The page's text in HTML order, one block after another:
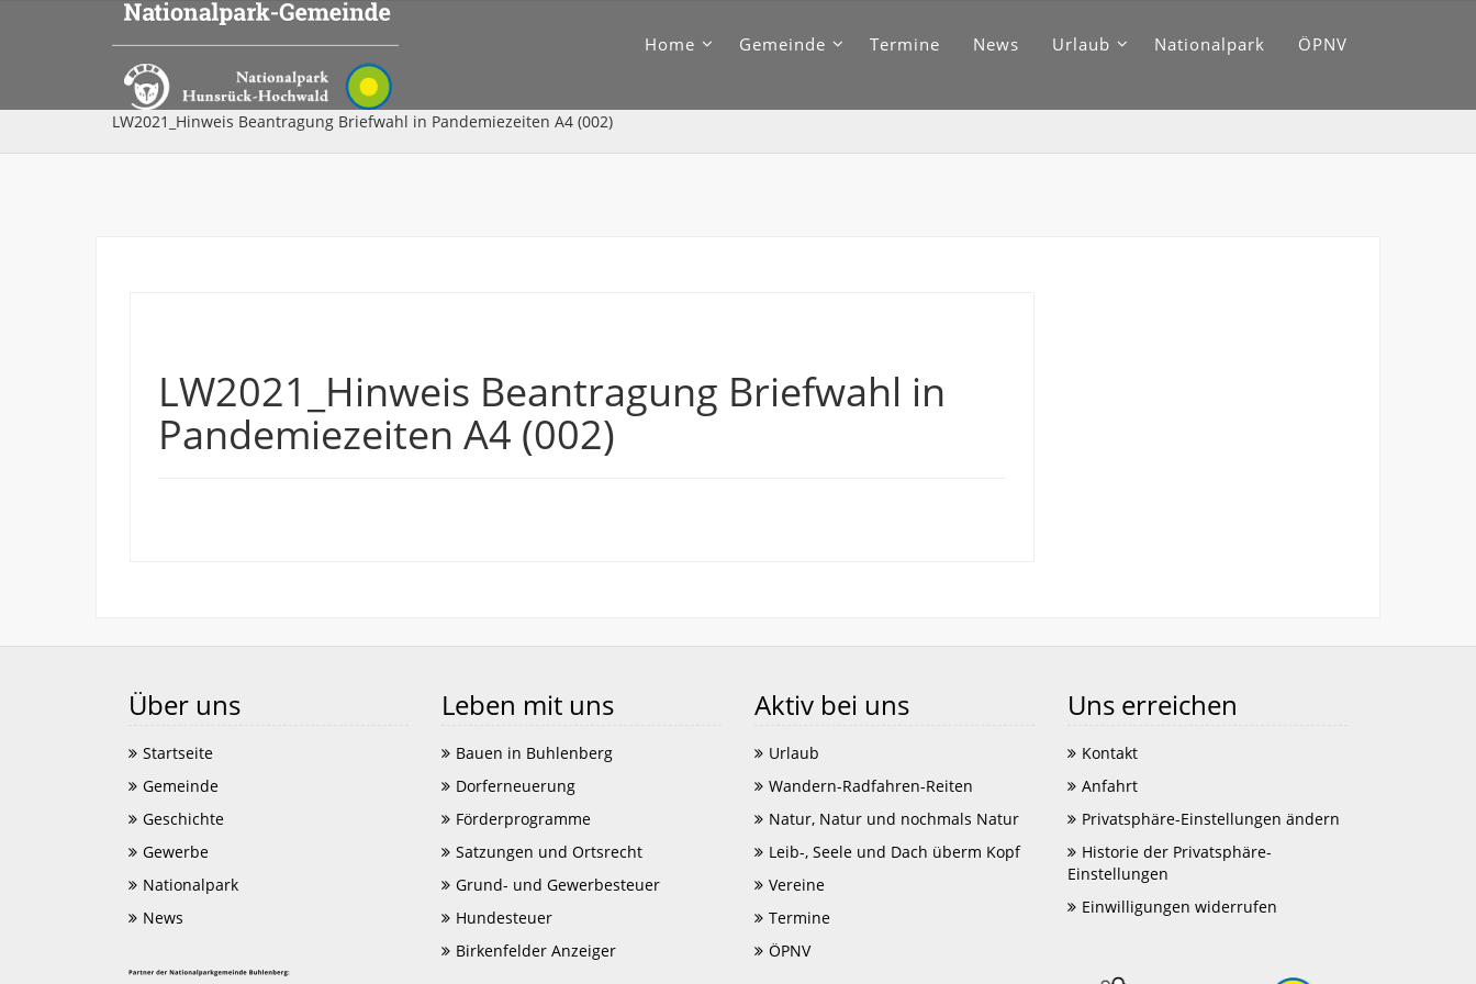
Home Gemeinde Termine News Urlaub Nationalpark ÖPNV
LW2021_Hinweis Beantragung Briefwahl in Pandemiezeiten A4 (002)
LW2021_Hinweis Beantragung Briefwahl in
Pandemiezeiten A4 (002)
Über uns
Startseite
Gemeinde
Geschichte
Gewerbe
Nationalpark
News
Leben mit uns
Bauen in Buhlenberg
Dorferneuerung
Förderprogramme
Satzungen und Ortsrecht
Grund- und Gewerbesteuer
Hundesteuer
Birkenfelder Anzeiger
Aktiv bei uns
Urlaub
Wandern-Radfahren-Reiten
Natur, Natur und nochmals Natur
Leib-, Seele und Dach überm Kopf
Vereine
Termine
ÖPNV
Uns erreichen
Kontakt
Anfahrt
Privatsphäre-Einstellungen ändern
Historie der Privatsphäre-
Einstellungen
Einwilligungen widerrufen